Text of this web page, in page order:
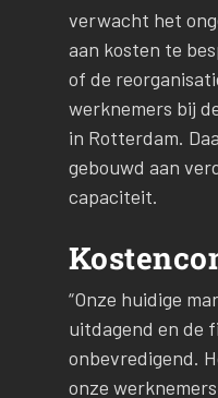
verwacht het
aan kosten te
of de
werknemers bij
in Rotterdam.
gebouwd aan
capaciteit.
“Onze huidige
uitdagend en de
onbevredigend.
onze